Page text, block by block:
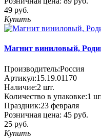
49 руб.
Купить
Магнит виниловый,
Производитель:Россия
Артикул:15.19.01170
Наличие:2 шт.
Количество в упаковке:1
Праздник:23 февраля
Розничная цена: 45 руб.
25 руб.
Купить